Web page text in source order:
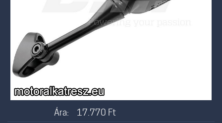
Ára: 17.770 Ft